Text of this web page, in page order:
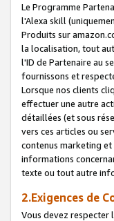
Le Programme
l'Alexa skill
Produits sur
la localisation, tout
l'ID de Partenaire au
fournissons et
Lorsque nos clients
effectuer une autre
détaillées (et sous
vers ces articles ou
contenus marketing
informations
texte ou tout autre
2.Exigences de
Vous devez respecter